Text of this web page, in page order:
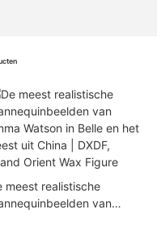
meest realistische
van